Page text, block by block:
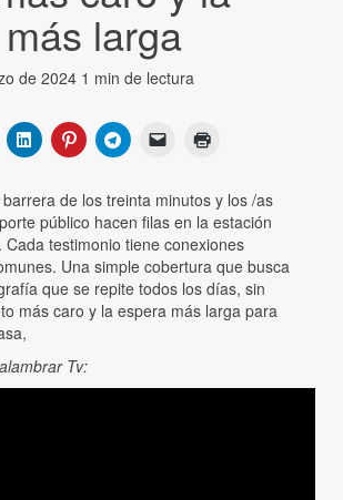
larga
de 2024 1 min de lectura
de los treinta minutos y los /as
público hacen filas en la estación
testimonio tiene conexiones
Una simple cobertura que busca
que se repite todos los días, sin
más caro y la espera más larga para
Tv: